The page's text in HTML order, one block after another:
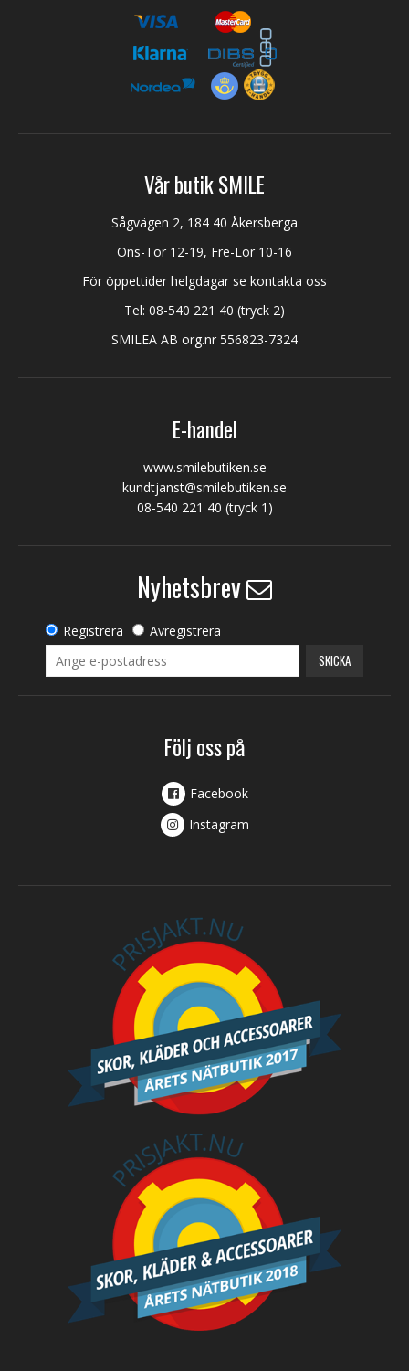
Vår butik SMILE
Sågvägen 2, 184 40 Åkersberga
Ons-Tor 12-19, Fre-Lör 10-16
För öppettider helgdagar se kontakta oss
Tel: 08-540 221 40 (tryck 2)
SMILEA AB org.nr 556823-7324
E-handel
www.smilebutiken.se
kundtjanst@smilebutiken.se
08-540 221 40 (tryck 1)
Nyhetsbrev
Registrera Avregistrera
SKICKA
Följ oss på
Facebook
Instagram